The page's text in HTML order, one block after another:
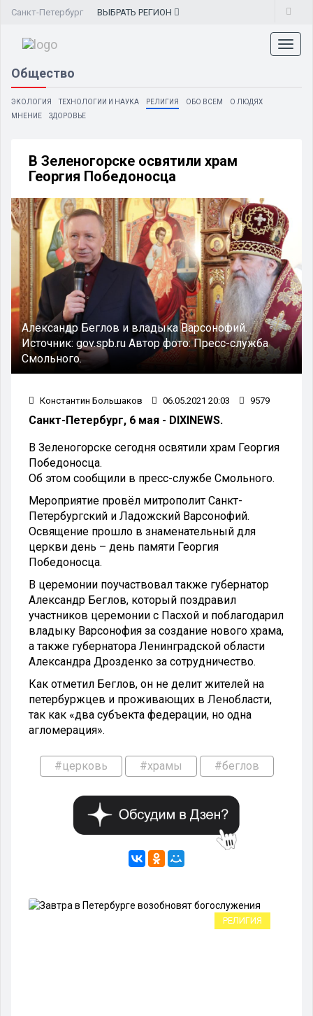
Санкт-Петербург ВЫБРАТЬ РЕГИОН
Общество
ЭКОЛОГИЯ ТЕХНОЛОГИИ И НАУКА РЕЛИГИЯ ОБО ВСЕМ
О ЛЮДЯХ
МНЕНИЕ
ЗДОРОВЬЕ
В Зеленогорске освятили храм
Георгия Победоносца
Александр Беглов и владыка Варсонофий.
Источник: gov.spb.ru Автор фото:Пресс-служба
Смольного.
Константин Большаков 06.05.2021 20:03 9579
Санкт-Петербург, 6 мая - DIXINEWS.
В Зеленогорске сегодня освятили храм Георгия
Победоносца.
Об этом сообщили в пресс-службе Смольного.
Мероприятие провёл митрополит Санкт-
Петербургский и Ладожский Варсонофий.
Освящение прошло в знаменательный для
церкви день – день памяти Георгия
Победоносца.
В церемонии поучаствовал также губернатор
Александр Беглов, который поздравил
участников церемонии с Пасхой и поблагодарил
владыку Варсонофия за создание нового храма,
а также губернатора Ленинградской области
Александра Дрозденко за сотрудничество.
Как отметил Беглов, он не делит жителей на
петербуржцев и проживающих в Ленобласти,
так как «два субъекта федерации, но одна
агломерация».
#церковь #храмы #беглов
РЕЛИГИЯ